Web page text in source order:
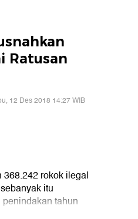
Ratusan
12 Des 2018 14:27 WIB
rokok ilegal
itu
tahun